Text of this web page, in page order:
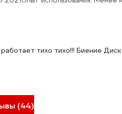
тихо тихо!!! Биение
(44)